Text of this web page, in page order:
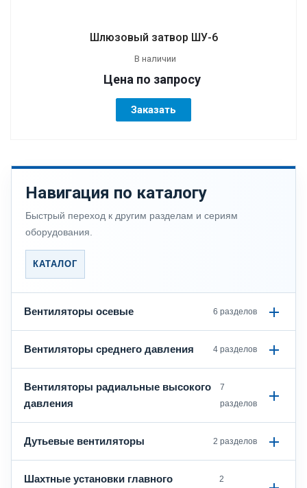
Шлюзовый затвор ШУ-6
В наличии
Цена по запросу
Заказать
Навигация по каталогу
Быстрый переход к другим разделам и сериям
оборудования.
КАТАЛОГ
Вентиляторы осевые 6 разделов
Вентиляторы среднего давления 4 разделов
Вентиляторы радиальные высокого
давления
7
разделов
Дутьевые вентиляторы 2 разделов
Шахтные установки главного 2